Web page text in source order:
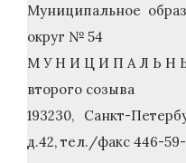
Муниципальное
округ № 54
М У Н И Ц И П А Л Ь Н
второго созыва
193230, Санкт-
д.42, тел./факс 446-